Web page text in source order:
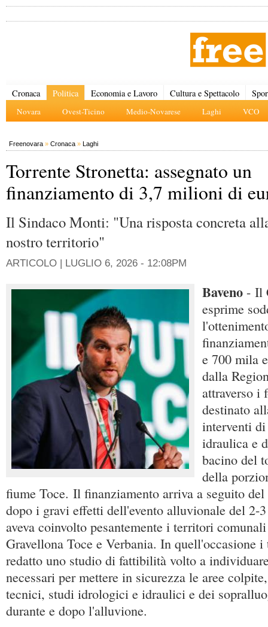
Cronaca Politica
Novara Ovest-Ticino Medio-Novarese Laghi VCO
Economia e Lavoro Cultura e Spettacolo
Freenovara » Cronaca » Laghi
Torrente Stronetta: assegnato un
finanziamento di 3,7 milioni di
Il Sindaco Monti: "Una risposta concreta
nostro territorio"
ARTICOLO | LUGLIO 6, 2026 - 12:08PM
Baveno - Il
esprime
e 700 mila
dalla
attraverso i
destinato
interventi
idraulica e
bacino del
della
fiume Toce. Il finanziamento arriva a seguito
dopo i gravi effetti dell'evento alluvionale del 2-
aveva coinvolto pesantemente i territori
Gravellona Toce e Verbania. In quell'occasione i
redatto uno studio di fattibilità volto a
necessari per mettere in sicurezza le aree
tecnici, studi idrologici e idraulici e dei
durante e dopo l'alluvione.